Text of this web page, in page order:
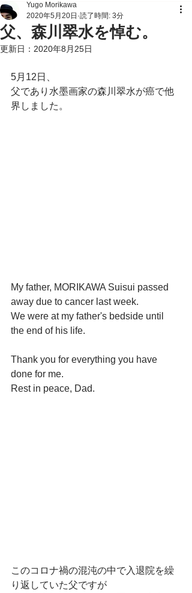
父、森川翠水を悼む。
Yugo Morikawa
2020年5月20日 読了時間: 3分
更新日： 2020年8月25日
5月12日、
父であり水墨画家の森川翠水が癌で他
界しました。
My father, MORIKAWA Suisui passed
away due to cancer last week.
We were at my father's bedside until
the end of his life.
Thank you for everything you have
done for me.
Rest in peace, Dad.
このコロナ禍の混沌の中で入退院を繰
り返していた父ですが